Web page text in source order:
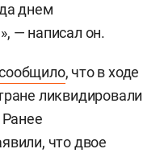
днем
— написал он.
, что в ходе
ликвидировали
, что двое